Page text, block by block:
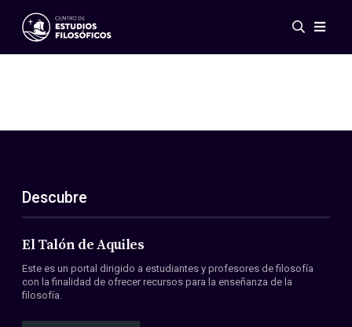
Eventos
ES
EN
Acerca de nosotros
Miembros
Convenios
Descubre
El Talón de Aquiles
Este es un portal dirigido a estudiantes y profesores de filosofía
con la finalidad de ofrecer recursos para la enseñanza de la
filosofía.